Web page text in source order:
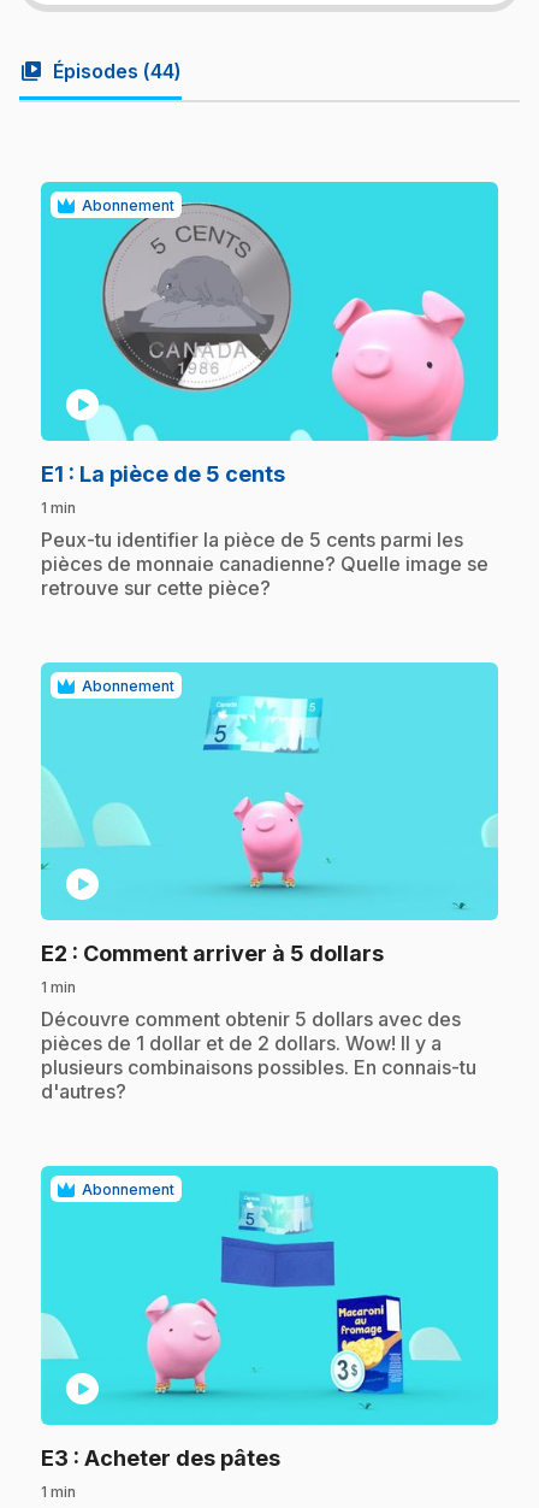
video_library Épisodes (44)
Abonnement
play_circle
E1 : La pièce de 5 cents.
1 min
.Peux-tu identifier la pièce de 5 cents parmi les
pièces de monnaie canadienne? Quelle image se
retrouve sur cette pièce?
Abonnement
play_circle
E2 : Comment arriver à 5 dollars.
1 min
.Découvre comment obtenir 5 dollars avec des
pièces de 1 dollar et de 2 dollars. Wow! Il y a
plusieurs combinaisons possibles. En connais-tu
d'autres?
Abonnement
play_circle
E3 : Acheter des pâtes.
1 min